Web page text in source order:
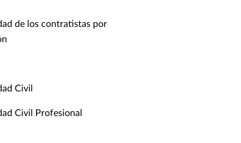
de los contratistas por
Civil
Civil Profesional